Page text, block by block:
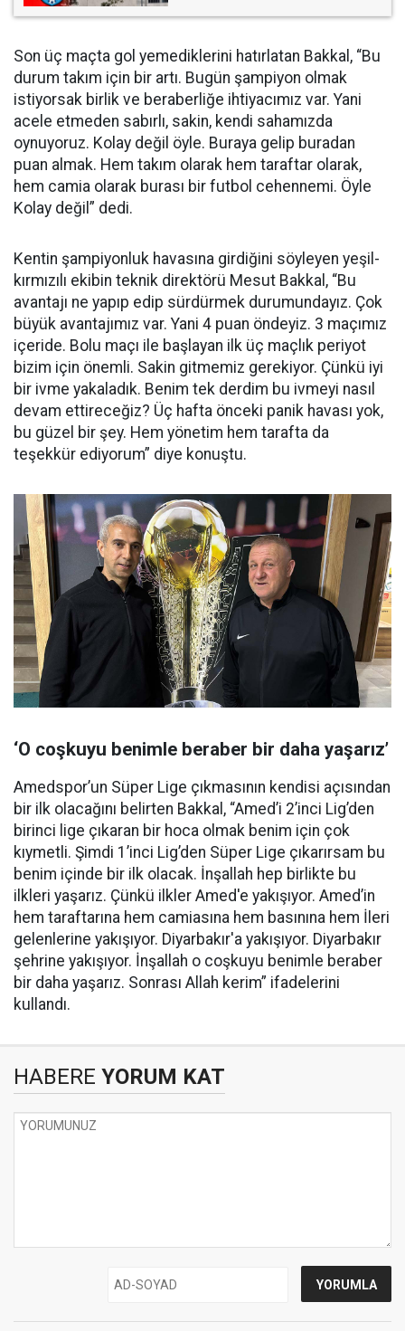
Son üç maçta gol yemediklerini hatırlatan Bakkal, “Bu
durum takım için bir artı. Bugün şampiyon olmak
istiyorsak birlik ve beraberliğe ihtiyacımız var. Yani
acele etmeden sabırlı, sakin, kendi sahamızda
oynuyoruz. Kolay değil öyle. Buraya gelip buradan
puan almak. Hem takım olarak hem taraftar olarak,
hem camia olarak burası bir futbol cehennemi. Öyle
Kolay değil” dedi.
Kentin şampiyonluk havasına girdiğini söyleyen yeşil-
kırmızılı ekibin teknik direktörü Mesut Bakkal, “Bu
avantajı ne yapıp edip sürdürmek durumundayız. Çok
büyük avantajımız var. Yani 4 puan öndeyiz. 3 maçımız
içeride. Bolu maçı ile başlayan ilk üç maçlık periyot
bizim için önemli. Sakin gitmemiz gerekiyor. Çünkü iyi
bir ivme yakaladık. Benim tek derdim bu ivmeyi nasıl
devam ettireceğiz? Üç hafta önceki panik havası yok,
bu güzel bir şey. Hem yönetim hem tarafta da
teşekkür ediyorum” diye konuştu.
‘O coşkuyu benimle beraber bir daha yaşarız’
Amedspor’un Süper Lige çıkmasının kendisi açısından
bir ilk olacağını belirten Bakkal, “Amed’i 2’inci Lig’den
birinci lige çıkaran bir hoca olmak benim için çok
kıymetli. Şimdi 1’inci Lig’den Süper Lige çıkarırsam bu
benim içinde bir ilk olacak. İnşallah hep birlikte bu
ilkleri yaşarız. Çünkü ilkler Amed'e yakışıyor. Amed’in
hem taraftarına hem camiasına hem basınına hem İleri
gelenlerine yakışıyor. Diyarbakır'a yakışıyor. Diyarbakır
şehrine yakışıyor. İnşallah o coşkuyu benimle beraber
bir daha yaşarız. Sonrası Allah kerim” ifadelerini
kullandı.
HABERE YORUM KAT